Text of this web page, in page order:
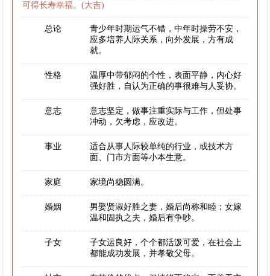
可得长寿幸福。(大吉)
总论
青少年时期运气不错，中年时操劳不安，
应多培养人际关系，向外发展，方有成
就。
性格
温厚中带郁闷的个性，表面平静，内心好
强好胜，自认为正确的事很难与人妥协。
意志
意志坚定，做事注重实际与工作，但处事
冲动，欠考虑，应改进。
事业
适合从事人际较单纯的行业，或技术方
面、门市方面等小本生意。
家庭 家境尚稳圆满。
婚姻
男娶贤淑好胜之妻，婚后尚称和睦；女嫁
温和固执之夫，婚后有争吵。
子女
子女运良好，个个都活泼可爱，在社会上
都能成功发展，并孝敬父母。